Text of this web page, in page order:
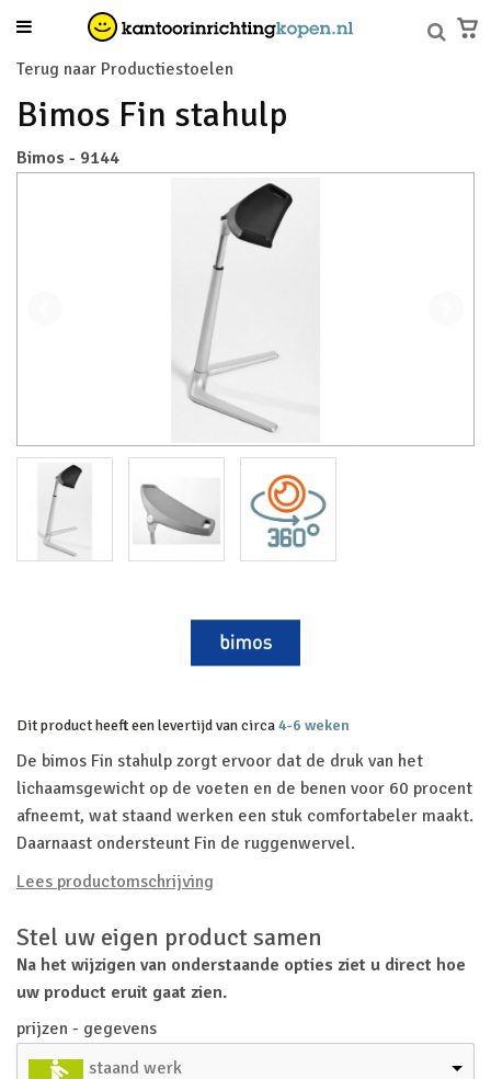
Terug naar Productiestoelen
Bimos Fin stahulp
Bimos - 9144
Dit product heeft een levertijd van circa4-6 weken
De bimos Fin stahulp zorgt ervoor dat de druk van het
lichaamsgewicht op de voeten en de benen voor 60 procent
afneemt, wat staand werken een stuk comfortabeler maakt.
Daarnaast ondersteunt Fin de ruggenwervel.
Lees productomschrijving
Stel uw eigen product samen
Na het wijzigen van onderstaande opties ziet u direct hoe
uw product eruit gaat zien.
prijzen - gegevens
staand werk